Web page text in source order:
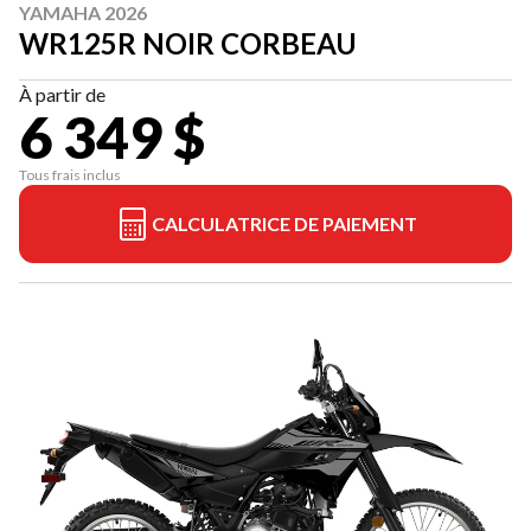
YAMAHA 2026
WR125R NOIR CORBEAU
À partir de
6 349 $
Tous frais inclus
CALCULATRICE DE PAIEMENT